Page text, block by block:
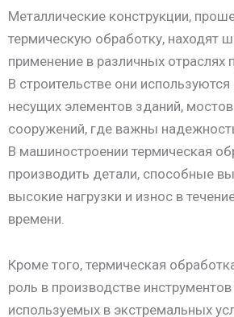
Металлические конструкции,
термическую обработку, находят
применение в различных отраслях
В строительстве они
несущих элементов зданий, мостов
сооружений, где важны
В машиностроении термическая
производить детали, способные
высокие нагрузки и износ в
времени.
Кроме того, термическая
роль в производстве
используемых в экстремальных